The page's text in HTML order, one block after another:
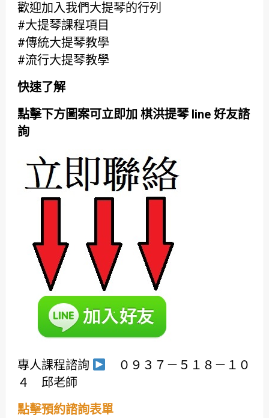
歡迎加入我們大提琴的行列
#大提琴課程項目
#傳統大提琴教學
#流行大提琴教學
快速了解
點擊下方圖案可立即加 棋洪提琴 line 好友諮
詢
專人課程諮詢
０９３７－５１８－１０
４ 邱老師
點擊預約諮詢表單